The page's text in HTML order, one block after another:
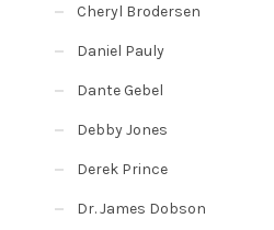
Cheryl Brodersen
Daniel Pauly
Dante Gebel
Debby Jones
Derek Prince
Dr. James Dobson